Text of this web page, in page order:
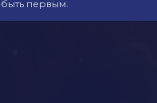
первым.